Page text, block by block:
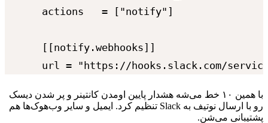
actions   = ["notify"]
[[notify.webhooks]]
url = "https://hooks.slack.com/
با همین ۱۰ خط می‌شه هشدار پایین اومدن کانتینر و پر شدن دیسک
رو با ارسال نوتیف به Slack تنظیم کرد. ایمیل و سایر وب‌هوک‌ها هم
پشتیبانی می‌شن.